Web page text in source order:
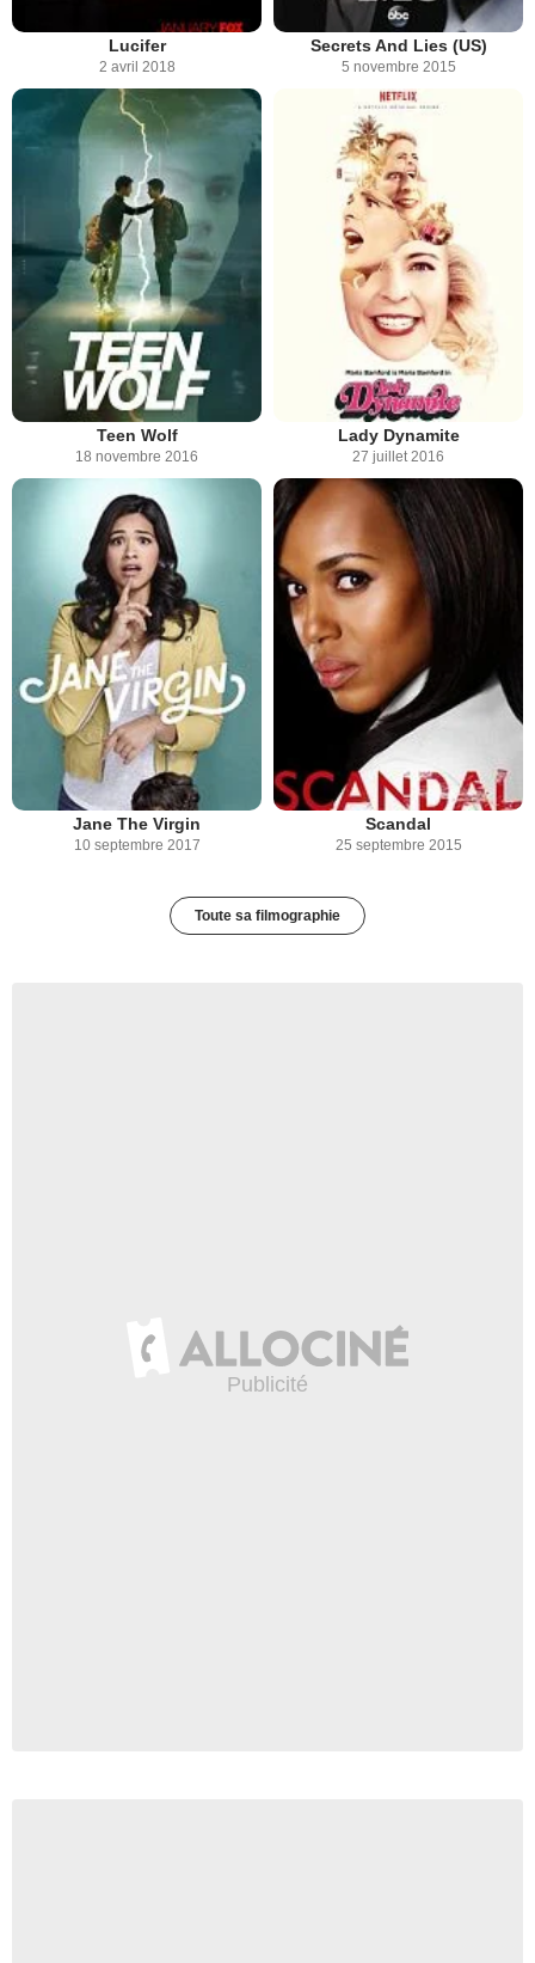
Lucifer
2 avril 2018
Secrets And Lies (US)
5 novembre 2015
Teen Wolf
18 novembre 2016
Lady Dynamite
27 juillet 2016
Jane The Virgin
10 septembre 2017
Scandal
25 septembre 2015
Toute sa filmographie